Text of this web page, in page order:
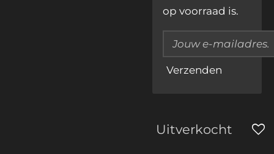
op voorraad is.
Verzenden
Uitverkocht